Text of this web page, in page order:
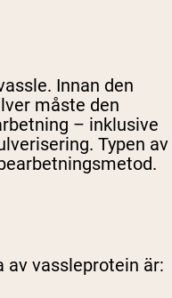
Innan den
måste den
– inklusive
Typen av
av vassleprotein är: